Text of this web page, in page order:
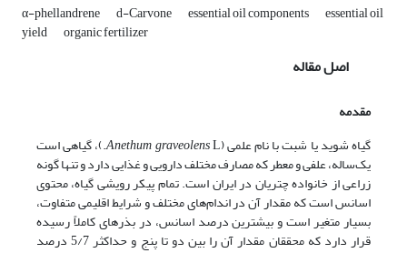
α-phellandrene d-Carvone essential oil components essential oil
yield organic fertilizer
اصل مقاله
مقدمه
گیاه شوید یا شبت با نام علمی ( Anethum graveolensL.)، گیاهی است
یک‌ساله، علفی و معطر که مصارف مختلف دارویی و غذایی دارد و تنها گونه
زراعی از خانواده چتریان در ایران است. تمام پیکر رویشی گیاه، محتوی
اسانس است که مقدار آن در اندام‌های مختلف و شرایط اقلیمی متفاوت،
بسیار متغیر است و بیشترین درصد اسانس، در بذرهای کاملاً رسیده
قرار دارد که محققان مقدار آن را بین دو تا پنج و حداکثر 5/7 درصد